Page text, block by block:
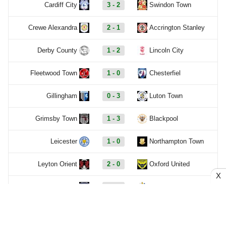
Cardiff City 3 - 2 Swindon Town
Crewe Alexandra 2 - 1 Accrington Stanley
Derby County 1 - 2 Lincoln City
Fleetwood Town 1 - 0 Chesterfiel
Gillingham 0 - 3 Luton Town
Grimsby Town 1 - 3 Blackpool
Leicester 1 - 0 Northampton Town
Leyton Orient 2 - 0 Oxford United
X